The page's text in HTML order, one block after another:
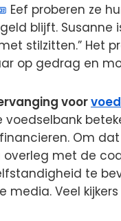
Eef proberen ze
blijft. Susanne
stilzitten.” Het
op gedrag en
voor
voedselbank
Om
met de
te
media. Veel